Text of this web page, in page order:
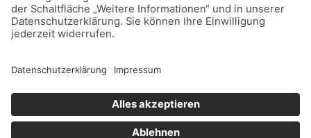
Copyright © 2026 Dein Sparschwein